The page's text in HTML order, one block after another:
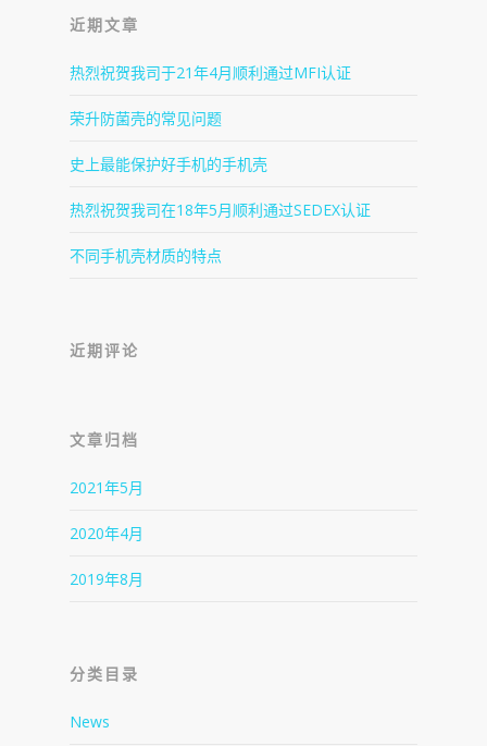
近期文章
热烈祝贺我司于21年4月顺利通过MFI认证
荣升防菌壳的常见问题
史上最能保护好手机的手机壳
热烈祝贺我司在18年5月顺利通过SEDEX认证
不同手机壳材质的特点
近期评论
文章归档
2021年5月
2020年4月
2019年8月
分类目录
News